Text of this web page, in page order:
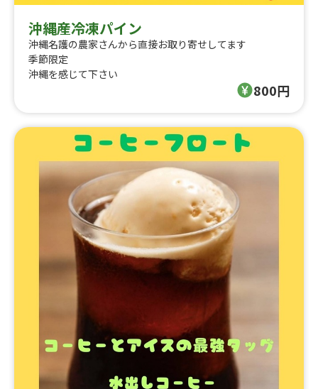
沖縄産冷凍パイン
沖縄名護の農家さんから直接お取り寄せしてます
季節限定
沖縄を感じて下さい
800円